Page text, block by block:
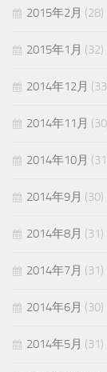
2015年2月 (28)
2015年1月 (32)
2014年12月
2014年11月
2014年10月
2014年9月 (30)
2014年8月 (31)
2014年7月 (31)
2014年6月 (30)
2014年5月 (31)